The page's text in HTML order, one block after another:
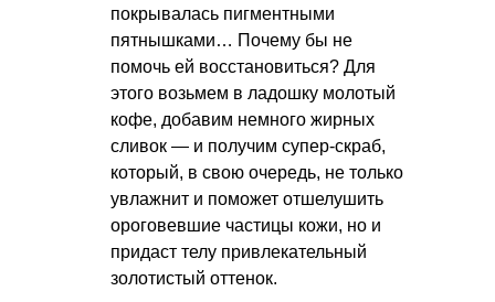
покрывалась пигментными
пятнышками… Почему бы не
помочь ей восстановиться? Для
этого возьмем в ладошку молотый
кофе, добавим немного жирных
сливок — и получим супер-скраб,
который, в свою очередь, не только
увлажнит и поможет отшелушить
ороговевшие частицы кожи, но и
придаст телу привлекательный
золотистый оттенок.